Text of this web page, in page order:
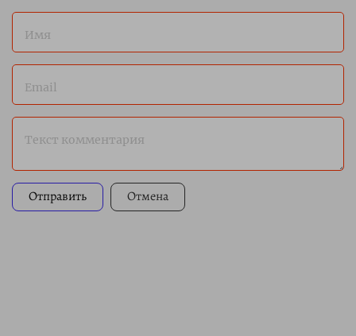
Имя
Email
Текст комментария
Отправить Отмена